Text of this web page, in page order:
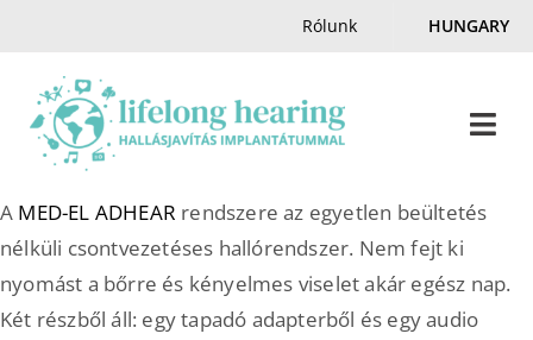
content
Rólunk HUNGARY
Home
Hallás & Halláskárosodás
A MED-EL ADHEAR rendszere az egyetlen beültetés
nélküli csontvezetéses hallórendszer. Nem fejt ki
nyomást a bőrre és kényelmes viselet akár egész nap.
Két részből áll: egy tapadó adapterből és egy audio